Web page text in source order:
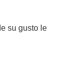
su gusto le